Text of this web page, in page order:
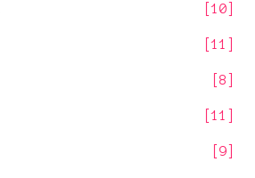
10
11
8
11
9